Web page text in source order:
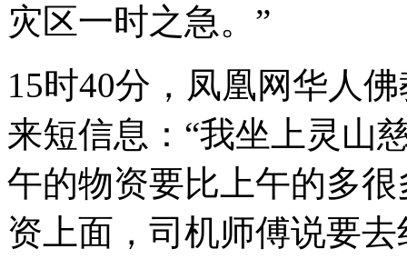
灾区一时之急。”
15时40分，凤凰网华人
来短信息：“我坐上灵山
午的物资要比上午的多
资上面，司机师傅说要